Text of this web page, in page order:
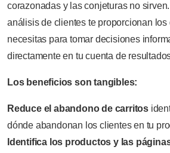
corazonadas y las conjeturas no
análisis de clientes te proporcionan los
necesitas para tomar decisiones
directamente en tu cuenta de
Los beneficios son tangibles:
Reduce el abandono de carritos
dónde abandonan los clientes en tu
Identifica los productos y las